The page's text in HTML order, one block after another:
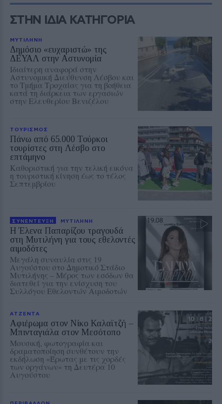
ΣΤΗΝ ΙΔΙΑ ΚΑΤΗΓΟΡΙΑ
ΜΥΤΙΛΗΝΗ
Δημόσιο «ευχαριστώ» της
ΔΕΥΑΛ στην Αστυνομία
Ιδιαίτερη αναφορά στην
Αστυνομική Διεύθυνση Λέσβου και
το Τμήμα Τροχαίας για τη βοήθεια
κατά τη διάρκεια των εργασιών
στην Ελευθερίου Βενιζέλου
ΤΟΥΡΙΣΜΟΣ
Πάνω από 65.000 Τούρκοι
τουρίστες στη Λέσβο στο
επτάμηνο
Καθοριστική για την τελική εικόνα
η τουριστική κίνηση έως το τέλος
Σεπτεμβρίου
ΣΥΝΕΝΤΕΥΞΗ ΜΥΤΙΛΗΝΗ
Η Έλενα Παπαρίζου τραγουδά
στη Μυτιλήνη για τους εθελοντές
αιμοδότες
Μεγάλη συναυλία στις 19
Αυγούστου στο Δημοτικό Στάδιο
Μυτιλήνης – Μέρος των εσόδων θα
διατεθεί για την ενίσχυση του
Συλλόγου Εθελοντών Αιμοδοτών
ΑΤΖΕΝΤΑ
Αφιέρωμα στον Νίκο Καλαϊτζή –
Μπινταγιάλα στον Μεσότοπο
Μουσική, φωτογραφία και
δραματοποίηση συνθέτουν την
εκδήλωση «Έρωτας με τις χορδές
των οργάνων» τη Δευτέρα 10
Αυγούστου